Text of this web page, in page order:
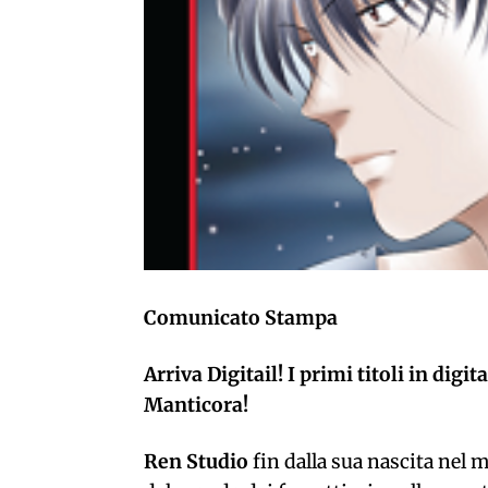
Comunicato Stampa
Arriva Digitail! I primi titoli in
Manticora!
Ren Studio fin dalla sua nascita nel